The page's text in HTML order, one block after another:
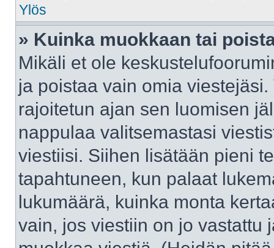
Ylös
» Kuinka muokkaan tai
Mikäli et ole
ja poistaa vain omia
rajoitetun ajan sen luomisen
nappulaa valitsemastasi
viestiisi. Siihen lisätään pieni
tapahtuneen, kun palaat
lukumäärä, kuinka monta
vain, jos viestiin on jo vastattu